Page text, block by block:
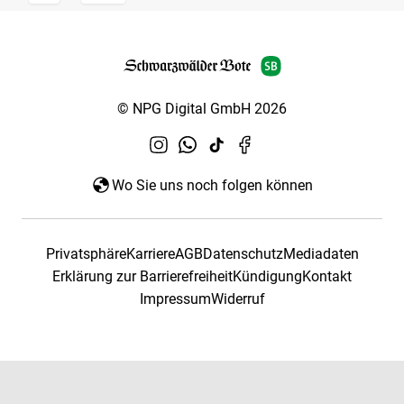
© NPG Digital GmbH 2026
Wo Sie uns noch folgen können
PrivatsphäreKarriereAGBDatenschutzMediadaten
Erklärung zur BarrierefreiheitKündigungKontakt
ImpressumWiderruf